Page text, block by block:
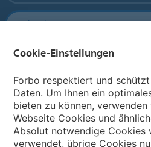
Forbo Flooring Systems
Forbo Movement Systems
Land auswählen
Land auswählen
Cookie-Einstellungen
Forbo respektiert und
Daten. Um Ihnen ein
bieten zu können,
Webseite Cookies und
Absolut notwendige Cookies
verwendet, übrige Cookies